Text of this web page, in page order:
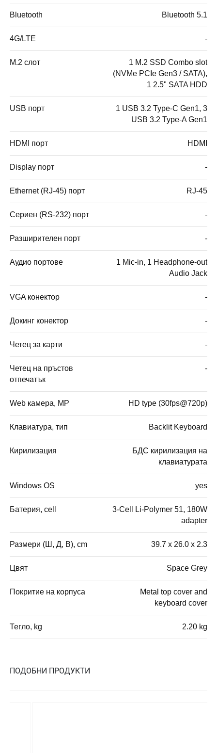
Bluetooth Bluetooth 5.1
4G/LTE -
M.2 слот
1 M.2 SSD Combo slot
(NVMe PCIe Gen3 / SATA),
1 2.5" SATA HDD
USB порт
1 USB 3.2 Type-C Gen1, 3
USB 3.2 Type-A Gen1
HDMI порт HDMI
Display порт -
Ethernet (RJ-45) порт RJ-45
Сериен (RS-232) порт -
Разширителен порт -
Аудио портове
1 Mic-in, 1 Headphone-out
Audio Jack
VGA конектор -
Докинг конектор -
Четец за карти -
Четец на пръстов
отпечатък
-
Web камера, MP HD type (30fps@720p)
Клавиатура, тип Backlit Keyboard
Кирилизация
БДС кирилизация на
клавиатурата
Windows OS yes
Батерия, cell
3-Cell Li-Polymer 51, 180W
adapter
Размери (Ш, Д, В), cm 39.7 x 26.0 x 2.3
Цвят Space Grey
Покритие на корпуса
Metal top cover and
keyboard cover
Тегло, kg 2.20 kg
ПОДОБНИ ПРОДУКТИ